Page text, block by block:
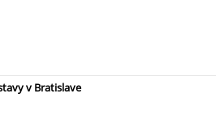
v Bratislave